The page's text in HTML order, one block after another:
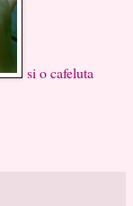
si o cafeluta